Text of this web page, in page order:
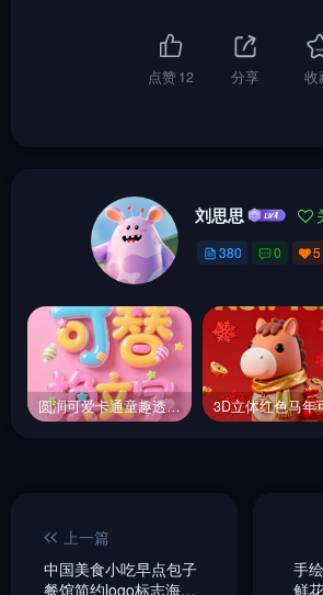
点赞12 分享 收
刘思思
380 0 5
圆润可爱卡通童趣透明玻璃糖果装饰活动海报字体设计素材-即梦ai关键词描述咒语
上一篇
中国美食小吃早点包子
餐馆简约logo标志海报
手
鲜